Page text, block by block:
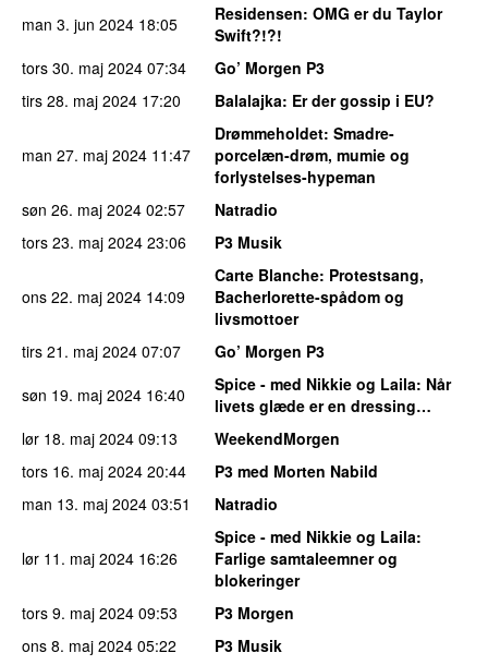
man 3. jun 2024 18:05 Residensen: OMG er du Taylor
Swift?!?!
tors 30. maj 2024 07:34
Go’ Morgen P3
tirs 28. maj 2024 17:20 Balalajka: Er der gossip i EU?
man 27. maj 2024 11:47
Drømmeholdet: Smadre-
porcelæn-drøm, mumie og
forlystelses-hypeman
søn 26. maj 2024 02:57
Natradio
tors 23. maj 2024 23:06 P3 Musik
ons 22. maj 2024 14:09
Carte Blanche: Protestsang,
Bacherlorette-spådom og
livsmottoer
tirs 21. maj 2024 07:07
Go’ Morgen P3
søn 19. maj 2024 16:40 Spice - med Nikkie og Laila: Når
livets glæde er en dressing…
lør 18. maj 2024 09:13
WeekendMorgen
tors 16. maj 2024 20:44
P3 med Morten Nabild
man 13. maj 2024 03:51 Natradio
lør 11. maj 2024 16:26
Spice - med Nikkie og Laila:
Farlige samtaleemner og
blokeringer
tors 9. maj 2024 09:53
P3 Morgen
ons 8. maj 2024 05:22
P3 Musik